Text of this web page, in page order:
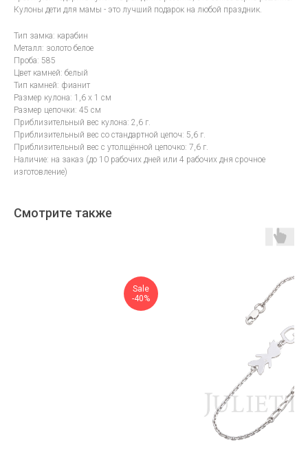
Кулоны дети для мамы - это лучший подарок на любой праздник.
Тип замка: карабин
Металл: золото белое
Проба: 585
Цвет камней: белый
Тип камней: фианит
Размер кулона: 1,6 х 1 см
Размер цепочки: 45 см
Приблизительный вес кулона: 2,6 г.
Приблизительный вес со стандартной цепоч: 5,6 г.
Приблизительный вес с утолщённой цепочко: 7,6 г.
Наличие: на заказ (до 10 рабочих дней или 4 рабочих дня срочное
изготовление)
Смотрите также
Sale
-40%